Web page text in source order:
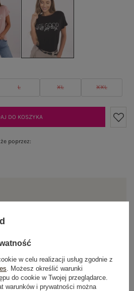
L XL XXL
DO KOSZYKA
poprzez:
w celu realizacji usług zgodnie z
. Możesz określić warunki
do cookie w Twojej przeglądarce.
warunków i prywatności można